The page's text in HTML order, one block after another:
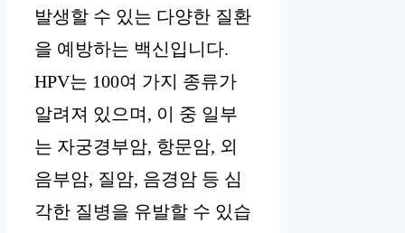
발생할 수 있는 다양한 질환
을 예방하는 백신입니다.
HPV는 100여 가지 종류가
알려져 있으며, 이 중 일부
는 자궁경부암, 항문암, 외
음부암, 질암, 음경암 등 심
각한 질병을 유발할 수 있습